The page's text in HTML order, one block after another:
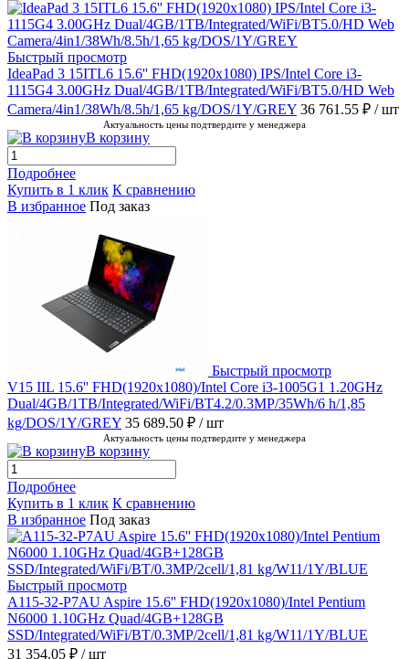
Быстрый просмотр
IdeaPad 3 15ITL6 15.6'' FHD(1920x1080) IPS/Intel Core i3-
1115G4 3.00GHz Dual/4GB/1TB/Integrated/WiFi/BT5.0/HD Web
Camera/4in1/38Wh/8.5h/1,65 kg/DOS/1Y/GREY 36 761.55 ₽ / шт
Актуальность цены подтвердите у менеджера
В корзину
Подробнее
Купить в 1 клик К сравнению
В избранное Под заказ
Быстрый просмотр
V15 IIL 15.6'' FHD(1920x1080)/Intel Core i3-1005G1 1.20GHz
Dual/4GB/1TB/Integrated/WiFi/BT4.2/0.3MP/35Wh/6 h/1,85
kg/DOS/1Y/GREY 35 689.50 ₽ / шт
Актуальность цены подтвердите у менеджера
В корзину
Подробнее
Купить в 1 клик К сравнению
В избранное Под заказ
Быстрый просмотр
A115-32-P7AU Aspire 15.6'' FHD(1920x1080)/Intel Pentium
N6000 1.10GHz Quad/4GB+128GB
SSD/Integrated/WiFi/BT/0.3MP/2cell/1,81 kg/W11/1Y/BLUE
31 354.05 ₽ / шт